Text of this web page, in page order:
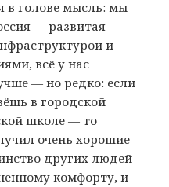
в голове мысль: мы
— развитая
и
всё у нас
— но редко: если
в городской
школе — то
очень хорошие
других людей
комфорту, и